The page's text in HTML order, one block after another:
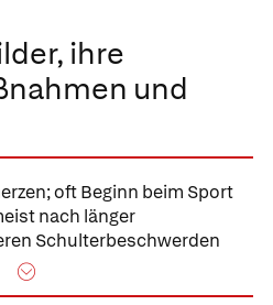
ihre
und
oft Beginn beim Sport
nach länger
Schulterbeschwerden